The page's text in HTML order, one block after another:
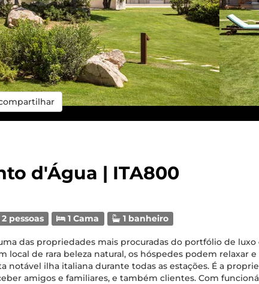
d'Água | ITA800
2 pessoas 1 Cama 1 banheiro
das propriedades mais procuradas do portfólio de luxo
local de rara beleza natural, os hóspedes podem relaxar
notável ilha italiana durante todas as estações. É a
amigos e familiares, e também clientes. Com